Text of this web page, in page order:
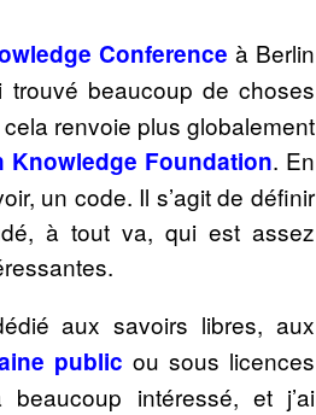
Conference à Berlin
trouvé beaucoup de choses
renvoie plus globalement
Knowledge Foundation. En
un code. Il s’agit de définir
à tout va, qui est assez
aux savoirs libres, aux
public ou sous licences
intéressé, et j’ai